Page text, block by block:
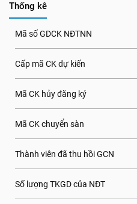
Thống kê
Mã số GDCK NĐTNN
Cấp mã CK dự kiến
Mã CK hủy đăng ký
Mã CK chuyển sàn
Thành viên đã thu hồi GCN
Số lượng TKGD của NĐT